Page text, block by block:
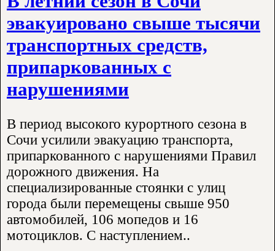
эвакуировано свыше тысячи
транспортных средств,
припаркованных с
нарушениями
В период высокого курортного сезона в
Сочи усилили эвакуацию транспорта,
припаркованного с нарушениями Правил
дорожного движения. На
специализированные стоянки с улиц
города были перемещены свыше 950
автомобилей, 106 мопедов и 16
мотоциклов. С наступлением..